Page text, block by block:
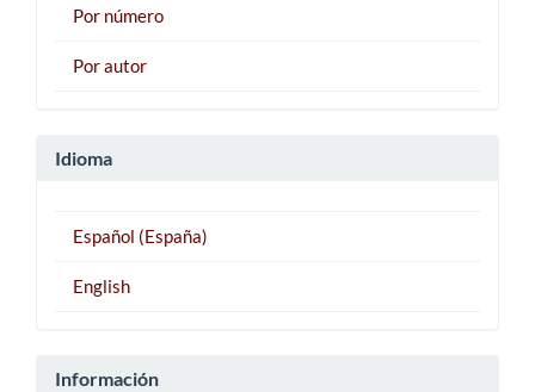
Por número
Por autor
Idioma
Español (España)
English
Información